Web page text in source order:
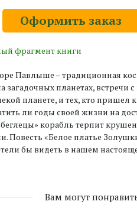
Оформить заказ
фрагмент книги
Павлыше – традиционная
планетах, встречи
планете, и тех, кто пришел
ли годы своей жизни на
корабль терпит
Повесть «Белое платье
бы видеть в нашем
Вам могут